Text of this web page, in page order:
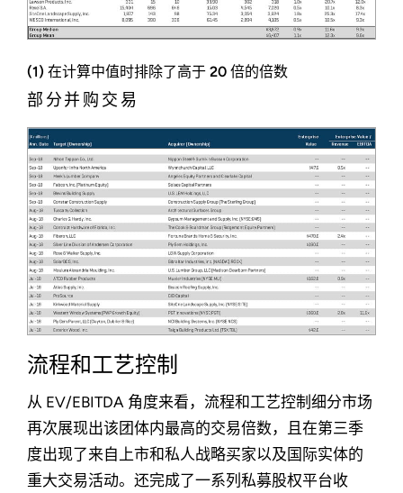
(1) 在计算中值时排除了高于 20 倍的倍数
部分并购交易
流程和工艺控制
从 EV/EBITDA 角度来看，流程和工艺控制细分市场
再次展现出该团体内最高的交易倍数，且在第三季
度出现了来自上市和私人战略买家以及国际实体的
重大交易活动。还完成了一系列私募股权平台收